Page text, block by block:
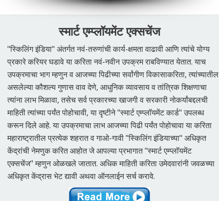
स्मार्ट एम्प्लॉयमेंट एक्सचेंज
"स्किलिंग इंडिया" अंतर्गत नवं-तरुणांची कार्य-क्षमता वाढावी आणि त्यांचे योग्य
प्रकारे करियर घडावे या करिता नवं-नवीन उपक्रम राबविण्यात येतात. याच
उपक्रमाचा भाग म्हणुन व आजच्या पिढीच्या सर्वांगीण विकासाकरिता, त्यांच्यातील
असलेल्या कौशल्य गुणास वाव देणे, आधुनिक व्यावसाय व तांत्रिक शिक्षणाचा
त्यांना लाभ मिळावा, तसेच सर्व प्रकारच्या खाजगी व सरकारी नोकर्यांबद्दलची
माहिती त्यांच्या पर्यंत पोहोचावी, या दृष्टीने "स्मार्ट एम्प्लॉयमेंट कार्ड" उपलब्ध
करून दिले आहे. या उपक्रमाचा लाभ आजच्या पिढी पर्यंत पोहोचावा या करिता
महाराष्ट्रातील प्रत्येक शहरात व गाओ-गावी "स्किलिंग इंडियाच्या" अधिकृत
केंद्रांची नेमणुक करित आहोत जे आपल्या प्रभागात "स्मार्ट एम्प्लॉयमेंट
एक्सचेंज" म्हणुन ओळखले जातात. अधिक माहिती करिता उमेदवारांनी जवळच्या
अधिकृत केंद्रास भेट द्यावी अथवा ऑनलाईन सर्च करावे.